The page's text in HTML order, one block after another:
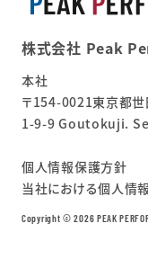
株式会社 Peak
本社
〒154-0021東京都
1-9-9 Goutokuji.
個人情報保護方針
当社における個人情
Copyright ©︎ 2026 PEAK